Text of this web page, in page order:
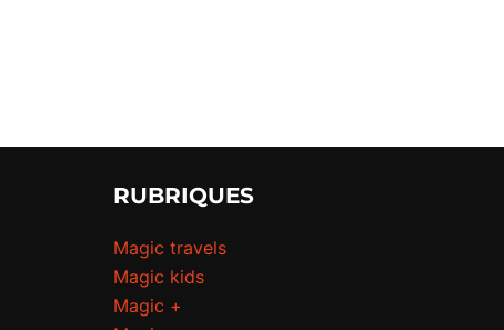
RUBRIQUES
Magic travels
Magic kids
Magic +